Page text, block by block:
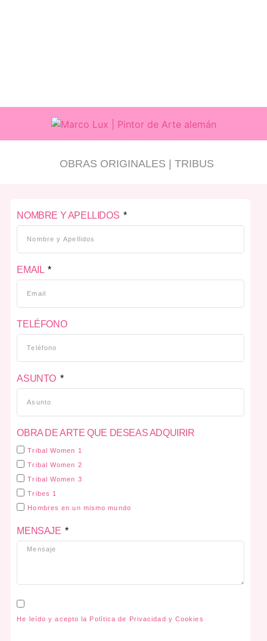
OBRAS ORIGINALES | TRIBUS
NOMBRE Y APELLIDOS
EMAIL
TELÉFONO
ASUNTO
OBRA DE ARTE QUE DESEAS ADQUIRIR
Tribal Women 1
Tribal Women 2
Tribal Women 3
Tribes 1
Hombres en un mismo mundo
MENSAJE
He leído y acepto la Política de Privacidad y Cookies